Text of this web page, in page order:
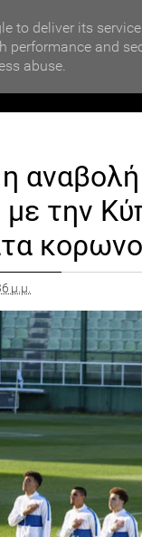
ματς της Εθνικής
την
μ.μ.
to deliver its
performance and
abuse.